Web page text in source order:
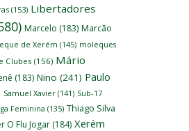
(153) Libertadores
Marcelo (183) Marcão
de Xerém (145) moleques
Clubes (156) Mário
(183) Nino (241) Paulo
Samuel Xavier (141) Sub-17
Feminina (135) Thiago Silva
O Flu Jogar (184) Xerém